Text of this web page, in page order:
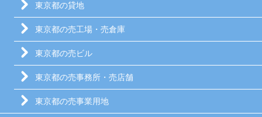
東京都の貸地
東京都の売工場・売倉庫
東京都の売ビル
東京都の売事務所・売店舗
東京都の売事業用地